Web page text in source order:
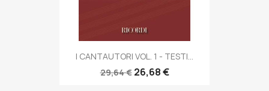
I CANTAUTORI VOL. 1 - TESTI...
29,64 € 26,68 €